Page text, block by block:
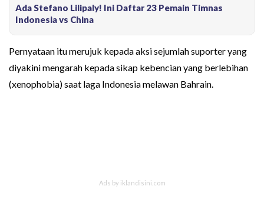
Ada Stefano Lilipaly! Ini Daftar 23 Pemain Timnas
Indonesia vs China
Pernyataan itu merujuk kepada aksi sejumlah suporter yang
diyakini mengarah kepada sikap kebencian yang berlebihan
(xenophobia) saat laga Indonesia melawan Bahrain.